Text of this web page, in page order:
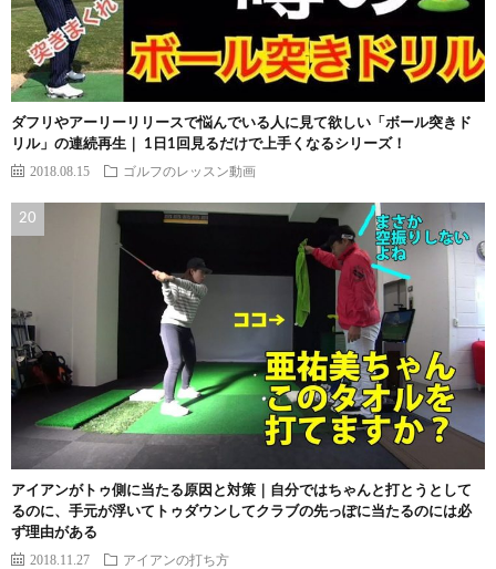
ダフリやアーリーリリースで悩んでいる人に見て欲しい「ボール突きド
リル」の連続再生｜ 1日1回見るだけで上手くなるシリーズ！
2018.08.15 ゴルフのレッスン動画
アイアンがトゥ側に当たる原因と対策｜自分ではちゃんと打とうとして
るのに、手元が浮いてトゥダウンしてクラブの先っぽに当たるのには必
ず理由がある
2018.11.27 アイアンの打ち方